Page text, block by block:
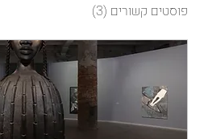
פוסטים קשורים (3)